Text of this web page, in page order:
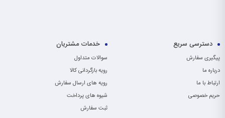
دسترسی سریع
پیگیری سفارش
درباره ما
ارتباط با ما
حریم خصوصی
خدمات مشتریان
سوالات متداول
رویه بازگردانی کالا
رویه های ارسال سفارش
شیوه های پرداخت
ثبت سفارش